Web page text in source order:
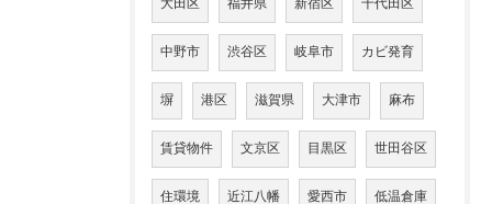
大田区 福井県 新宿区 千代田区
中野市 渋谷区 岐阜市 カビ発育
塀 港区 滋賀県 大津市 麻布
賃貸物件 文京区 目黒区 世田谷区
住環境 近江八幡 愛西市 低温倉庫